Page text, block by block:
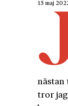
15 maj
nästan
tror